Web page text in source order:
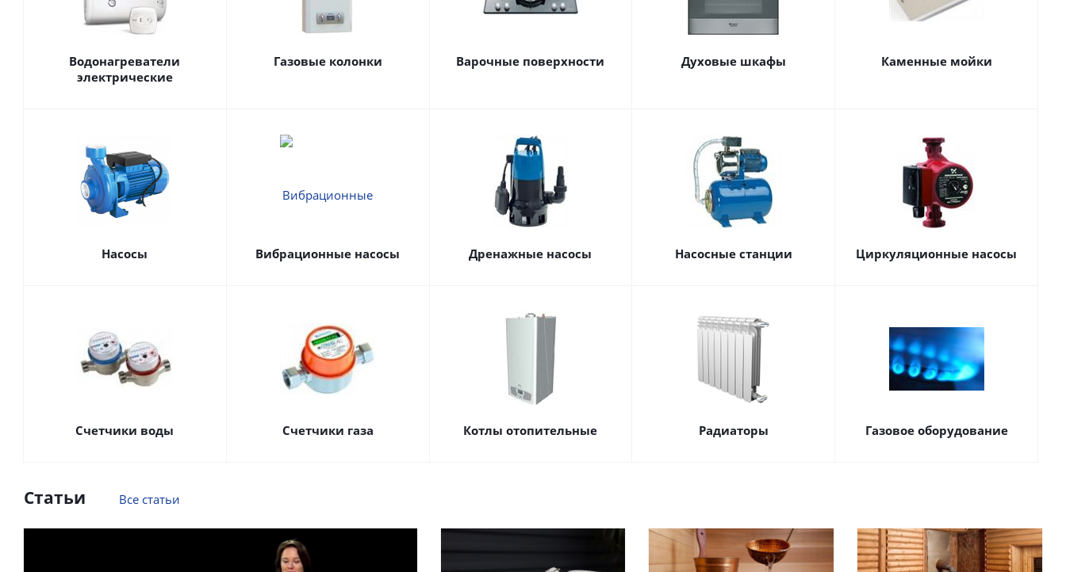
Водонагреватели
электрические
Газовые колонки Варочные поверхности Духовые шкафы Каменные мойки
Насосы Вибрационные насосы Дренажные насосы Насосные станции Циркуляционные насосы
Счетчики воды Счетчики газа Котлы отопительные Радиаторы Газовое оборудование
Статьи Все статьи